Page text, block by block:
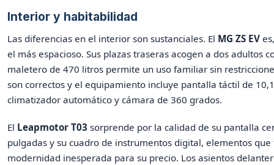
Interior y habitabilidad
Las diferencias en el interior son sustanciales. El MG ZS EV
el más espacioso. Sus plazas traseras acogen a dos adultos
maletero de 470 litros permite un uso familiar sin
son correctos y el equipamiento incluye pantalla táctil de
climatizador automático y cámara de 360 grados.
El Leapmotor T03 sorprende por la calidad de su pantalla
pulgadas y su cuadro de instrumentos digital, elementos
modernidad inesperada para su precio. Los asientos